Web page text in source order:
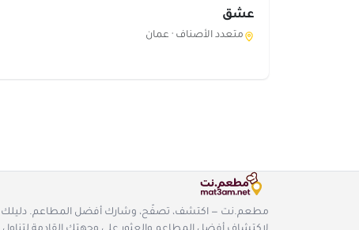
عشق
متعدد الأصناف · عمان
مطعم.نت — اكتشف، تصفّح، وشارك أفضل المطاعم. دليلك